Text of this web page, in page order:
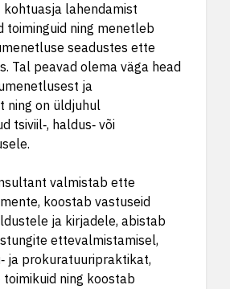
lahendamist
toiminguid ning menetleb
seadustes ette
Tal peavad olema väga head
ja
ning on üldjuhul
tsiviil‑, haldus‑ või
valmistab ette
koostab vastuseid
ja kirjadele, abistab
ettevalmistamisel,
ja prokuratuuripraktikat,
ning koostab